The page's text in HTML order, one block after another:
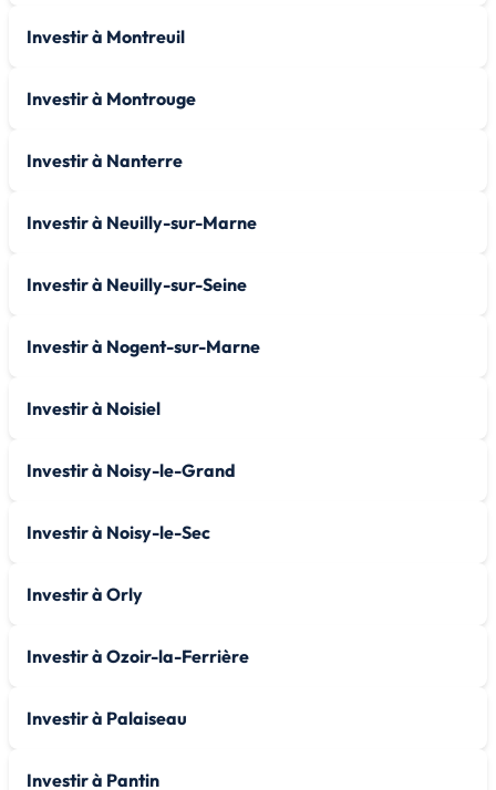
Investir à Montreuil
Investir à Montrouge
Investir à Nanterre
Investir à Neuilly-sur-Marne
Investir à Neuilly-sur-Seine
Investir à Nogent-sur-Marne
Investir à Noisiel
Investir à Noisy-le-Grand
Investir à Noisy-le-Sec
Investir à Orly
Investir à Ozoir-la-Ferrière
Investir à Palaiseau
Investir à Pantin